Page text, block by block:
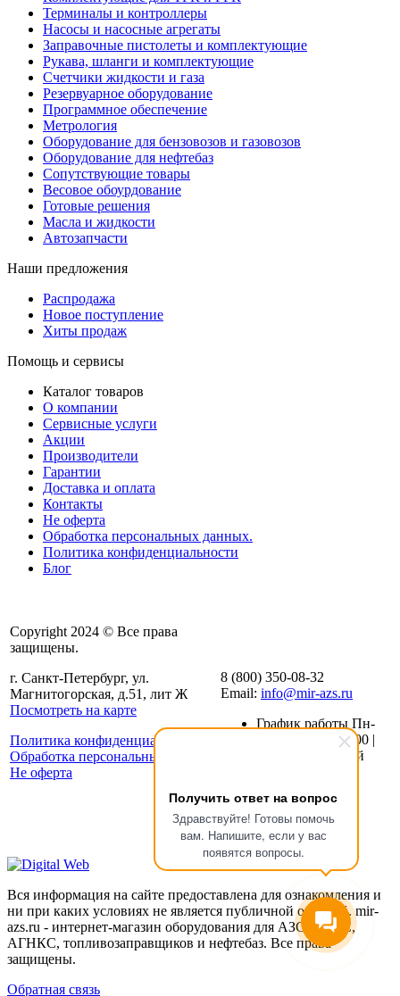
Получить ответ на вопрос
Здравствуйте! Готовы помочь
вам. Напишите, если у вас
появятся вопросы.
Терминалы и контроллеры
Насосы и насосные агрегаты
Заправочные пистолеты и комплектующие
Рукава, шланги и комплектующие
Счетчики жидкости и газа
Резервуарное оборудование
Программное обеспечение
Метрология
Оборудование для бензовозов и газовозов
Оборудование для нефтебаз
Сопутствующие товары
Весовое обоурдование
Готовые решения
Масла и жидкости
Автозапчасти
Наши предложения
Распродажа
Новое поступление
Хиты продаж
Помощь и сервисы
Каталог товаров
О компании
Сервисные услуги
Акции
Производители
Гарантии
Доставка и оплата
Контакты
Не оферта
Обработка персональных данных.
Политика конфиденциальности
Блог
Copyright 2024 © Все права
защищены.
г. Санкт-Петербург, ул.
Магнитогорская, д.51, лит Ж
Посмотреть на карте
Политика конфиденциальности
Обработка персональных данных
Не оферта
8 (800) 350-08-32
Email: info@mir-azs.ru
График работы Пн-
Пт: с 8:00 до 19:00 |
Сб-Вс: Выходной
Вся информация на сайте предоставлена для ознакомления и
ни при каких условиях не является публичной офертой. mir-
azs.ru - интернет-магазин оборудования для АЗС , АГЗС,
АГНКС, топливозаправщиков и нефтебаз. Все права
защищены.
Обратная связь